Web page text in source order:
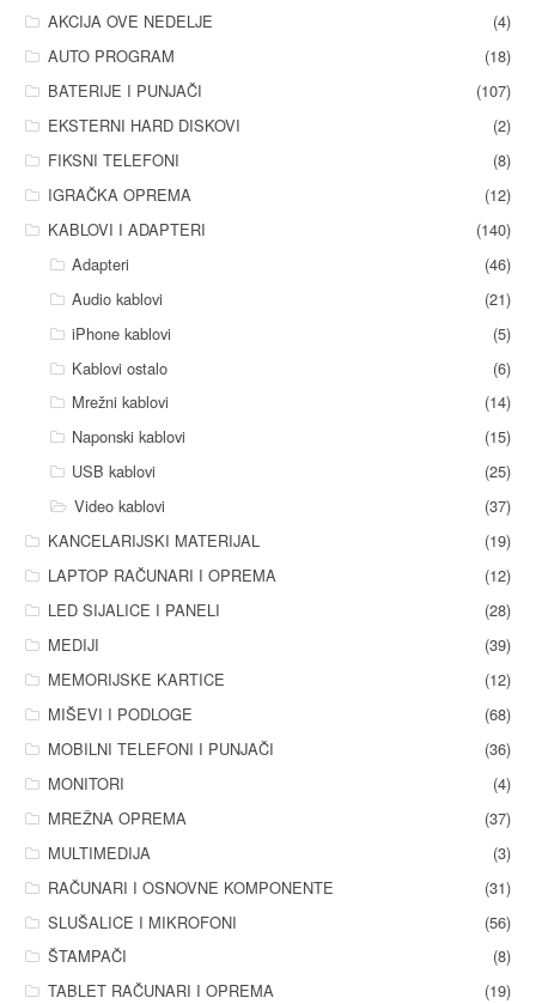
AKCIJA OVE NEDELJE
(4)
AUTO PROGRAM
(18)
BATERIJE I PUNJAČI
(107)
EKSTERNI HARD DISKOVI
(2)
FIKSNI TELEFONI
(8)
IGRAČKA OPREMA
(12)
KABLOVI I ADAPTERI
(140)
Adapteri
(46)
Audio kablovi
(21)
iPhone kablovi
(5)
Kablovi ostalo
(6)
Mrežni kablovi
(14)
Naponski kablovi
(15)
USB kablovi
(25)
Video kablovi
(37)
KANCELARIJSKI MATERIJAL
(19)
LAPTOP RAČUNARI I OPREMA
(12)
LED SIJALICE I PANELI
(28)
MEDIJI
(39)
MEMORIJSKE KARTICE
(12)
MIŠEVI I PODLOGE
(68)
MOBILNI TELEFONI I PUNJAČI
(36)
MONITORI
(4)
MREŽNA OPREMA
(37)
MULTIMEDIJA
(3)
RAČUNARI I OSNOVNE KOMPONENTE
(31)
SLUŠALICE I MIKROFONI
(56)
ŠTAMPAČI
(8)
TABLET RAČUNARI I OPREMA
(19)